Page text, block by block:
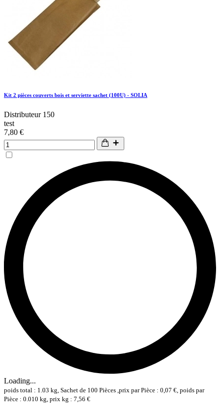
Kit 2 pièces couverts bois et serviette sachet (100U) - SOLIA
Distributeur 150
test
7,80 €
Loading...
poids total : 1.03 kg, Sachet de 100 Pièces ,prix par Pièce : 0,07 €, poids par
Pièce : 0.010 kg, prix kg : 7,56 €